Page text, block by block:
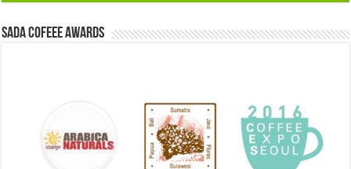
Sada Cofeee Awards